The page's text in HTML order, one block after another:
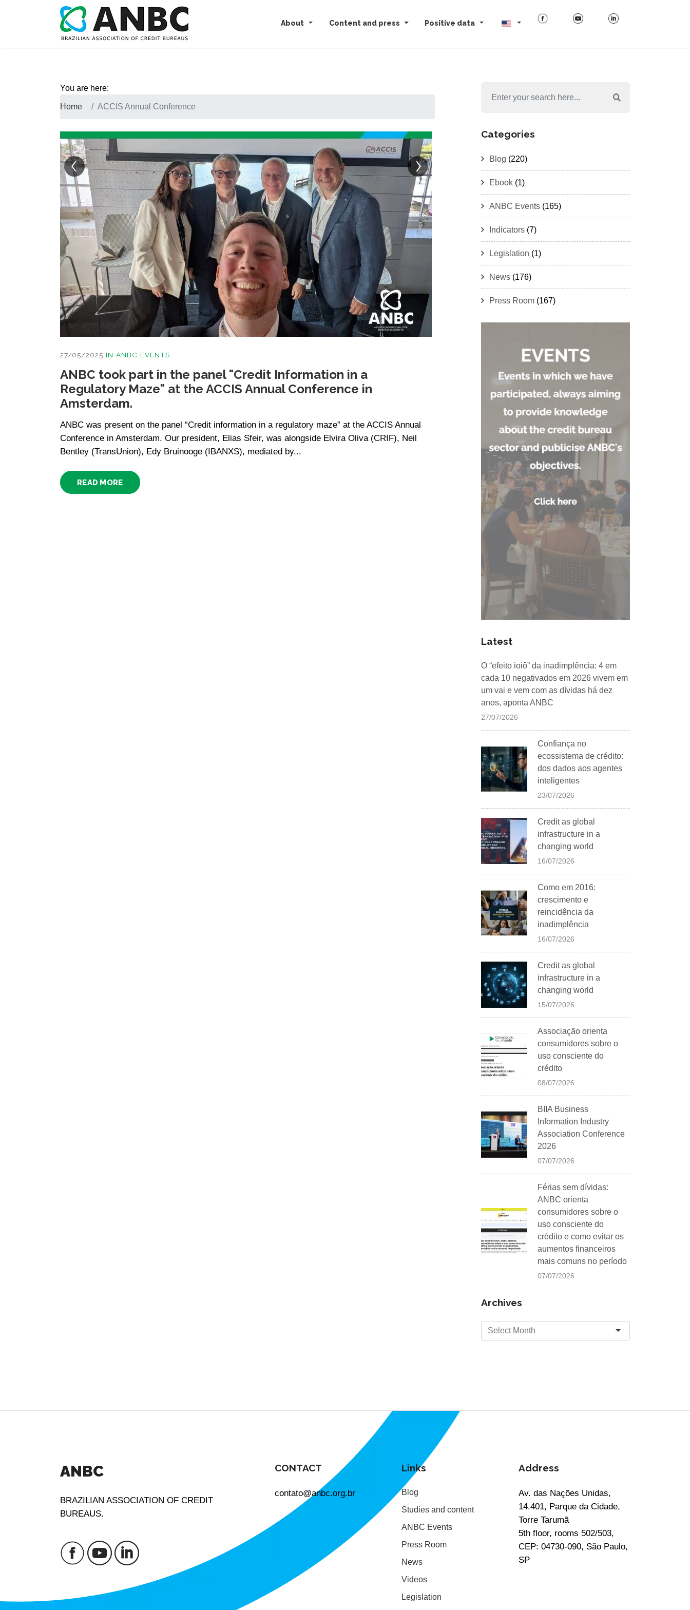
About Content and press Positive data
You are here:
Home ACCIS Annual Conference
27/05/2025 IN ANBC EVENTS
ANBC took part in the panel "Credit Information in a
Regulatory Maze" at the ACCIS Annual Conference in
Amsterdam.​
ANBC was present on the panel “Credit information in a regulatory maze” at the ACCIS Annual
Conference in Amsterdam. Our president, Elias Sfeir, was alongside Elvira Oliva (CRIF), Neil
Bentley (TransUnion), Edy Bruinooge (IBANXS), mediated by...
READ MORE
Categories
Blog (220)
Ebook (1)
ANBC Events (165)
Indicators (7)
Legislation (1)
News (176)
Press Room (167)
Latest
O “efeito ioiô” da inadimplência: 4 em
cada 10 negativados em 2026 vivem em
um vai e vem com as dívidas há dez
anos, aponta ANBC
27/07/2026
Confiança no
ecossistema de crédito:
dos dados aos agentes
inteligentes
23/07/2026
Credit as global
infrastructure in a
changing world
16/07/2026
Como em 2016:
crescimento e
reincidência da
inadimplência
16/07/2026
Credit as global
infrastructure in a
changing world
15/07/2026
Associação orienta
consumidores sobre o
uso consciente do
crédito
08/07/2026
BIIA Business
Information Industry
Association Conference
2026
07/07/2026
Férias sem dívidas:
ANBC orienta
consumidores sobre o
uso consciente do
crédito e como evitar os
aumentos financeiros
mais comuns no período
07/07/2026
Archives
ANBC
BRAZILIAN ASSOCIATION OF CREDIT
BUREAUS.
CONTACT
contato@anbc.org.br
Links
Blog
Studies and content
ANBC Events
Press Room
News
Videos
Legislation
Address
Av. das Nações Unidas,
14.401, Parque da Cidade,
Torre Tarumã
5th floor, rooms 502/503,
CEP: 04730-090, São Paulo,
SP